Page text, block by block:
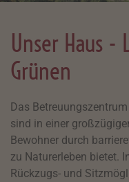
Unser Haus -
Grünen
Das
sind in einer
Bewohner durch
zu Naturerleben bietet.
Rückzugs- und